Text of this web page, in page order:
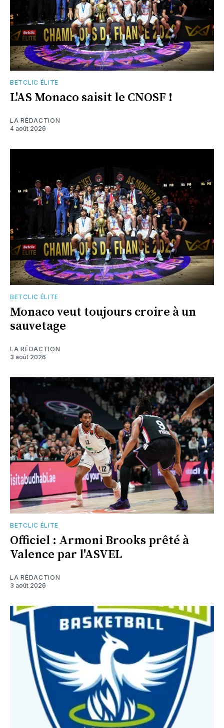
BETCLIC ÉLITE
L'AS Monaco saisit le CNOSF !
LA RÉDACTION
4 août 2026
BETCLIC ÉLITE
Monaco veut toujours croire à un
sauvetage
LA RÉDACTION
3 août 2026
BETCLIC ÉLITE
Officiel : Armoni Brooks prêté à
Valence par l'ASVEL
LA RÉDACTION
3 août 2026